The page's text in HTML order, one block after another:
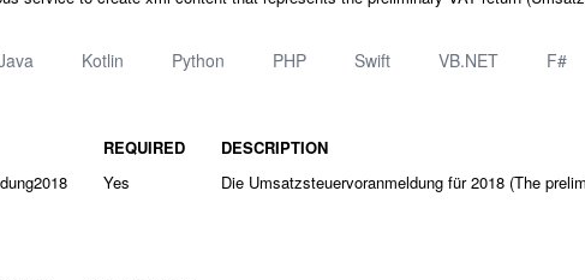
Kotlin Python PHP Swift VB.NET
F#
REQUIRED
DESCRIPTION
Yes Die Umsatzsteuervoranmeldung für 2018 (The